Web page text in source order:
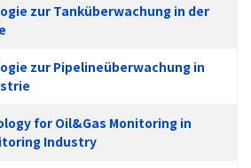
zur Tanküberwachung in der
zur Pipelineüberwachung in
for Oil&Gas Monitoring in
Industry